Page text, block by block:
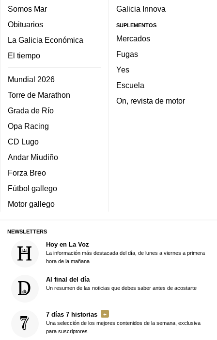
Somos Mar
Obituarios
La Galicia Económica
El tiempo
Mundial 2026
Torre de Marathon
Grada de Río
Opa Racing
CD Lugo
Andar Miudiño
Forza Breo
Fútbol gallego
Motor gallego
Galicia Innova
SUPLEMENTOS
Mercados
Fugas
Yes
Escuela
On, revista de motor
NEWSLETTERS
Hoy en La Voz
La información más destacada del día, de lunes a viernes a primera
hora de la mañana
Al final del día
Un resumen de las noticias que debes saber antes de acostarte
7 días 7 historias
Una selección de los mejores contenidos de la semana, exclusiva
para suscriptores